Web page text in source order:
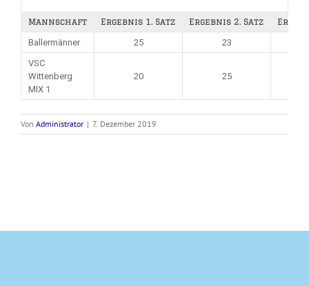
Mannschaft Ergebnis 1. Satz Ergebnis 2. Satz
Ballermänner 25
23
VSC
Wittenberg
MIX 1
20 25
Von Administrator | 7. Dezember 2019